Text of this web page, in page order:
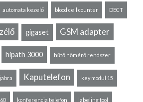
automata kezelő blood cell counter DECT
gigaset GSM adapter
hipath 3000 hűtő hőmérő rendszer
jabra Kaputelefon key modul 15
konferencia telefon labeling tool